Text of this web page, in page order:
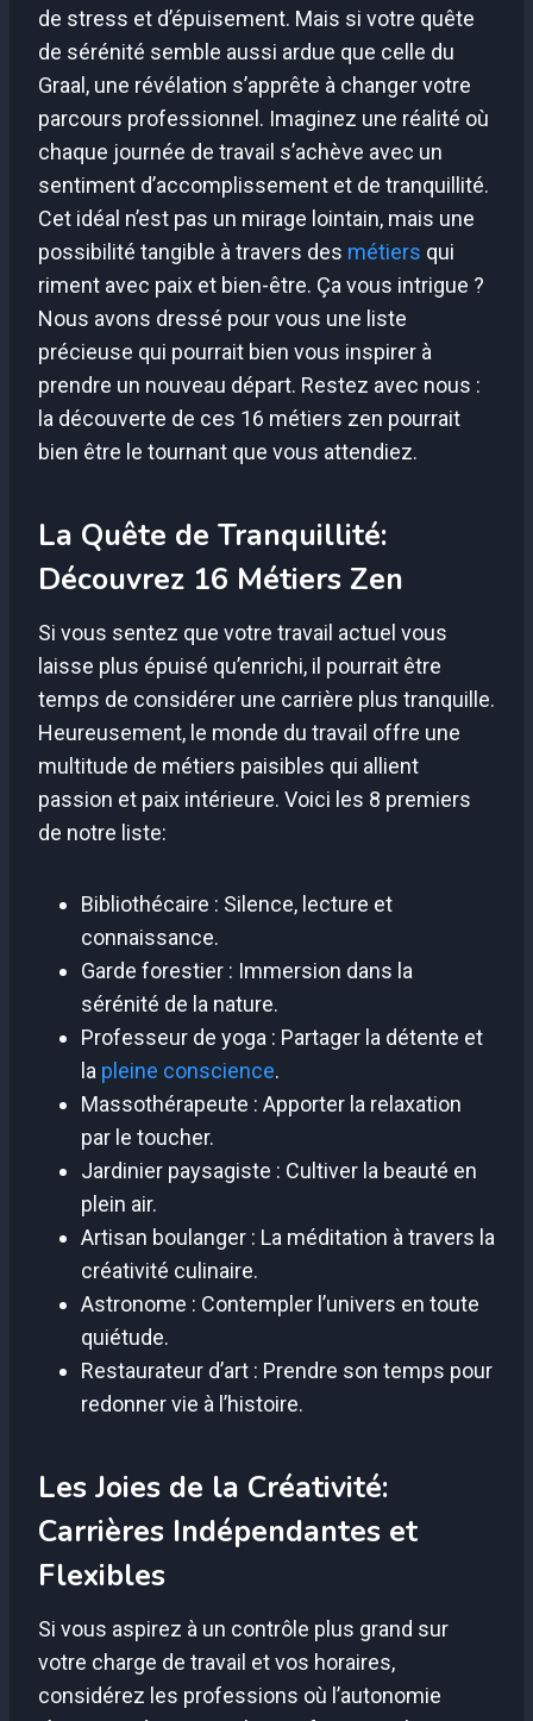
de stress et d’épuisement. Mais si votre quête
de sérénité semble aussi ardue que celle du
Graal, une révélation s’apprête à changer votre
parcours professionnel. Imaginez une réalité où
chaque journée de travail s’achève avec un
sentiment d’accomplissement et de tranquillité.
Cet idéal n’est pas un mirage lointain, mais une
possibilité tangible à travers des métiers qui
riment avec paix et bien-être. Ça vous intrigue ?
Nous avons dressé pour vous une liste
précieuse qui pourrait bien vous inspirer à
prendre un nouveau départ. Restez avec nous :
la découverte de ces 16 métiers zen pourrait
bien être le tournant que vous attendiez.
La Quête de Tranquillité:
Découvrez 16 Métiers Zen
Si vous sentez que votre travail actuel vous
laisse plus épuisé qu’enrichi, il pourrait être
temps de considérer une carrière plus tranquille.
Heureusement, le monde du travail offre une
multitude de métiers paisibles qui allient
passion et paix intérieure. Voici les 8 premiers
de notre liste:
Bibliothécaire : Silence, lecture et
connaissance.
Garde forestier : Immersion dans la
sérénité de la nature.
Professeur de yoga : Partager la détente et
la pleine conscience.
Massothérapeute : Apporter la relaxation
par le toucher.
Jardinier paysagiste : Cultiver la beauté en
plein air.
Artisan boulanger : La méditation à travers la
créativité culinaire.
Astronome : Contempler l’univers en toute
quiétude.
Restaurateur d’art : Prendre son temps pour
redonner vie à l’histoire.
Les Joies de la Créativité:
Carrières Indépendantes et
Flexibles
Si vous aspirez à un contrôle plus grand sur
votre charge de travail et vos horaires,
considérez les professions où l’autonomie